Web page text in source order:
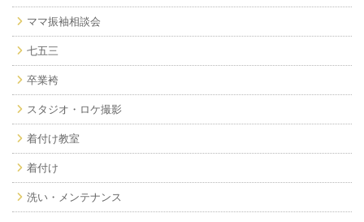
ママ振袖相談会
七五三
卒業袴
スタジオ・ロケ撮影
着付け教室
着付け
洗い・メンテナンス